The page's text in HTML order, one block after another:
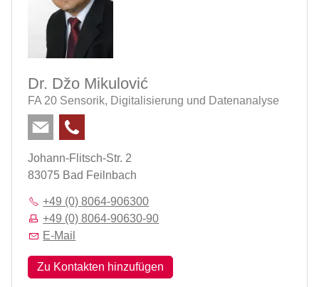
Dr. Džo Mikulović
FA 20 Sensorik, Digitalisierung und Datenanalyse
Johann-Flitsch-Str. 2
83075 Bad Feilnbach
+49 (0) 8064-906300
+49 (0) 8064-90630-90
E-Mail
Zu Kontakten hinzufügen